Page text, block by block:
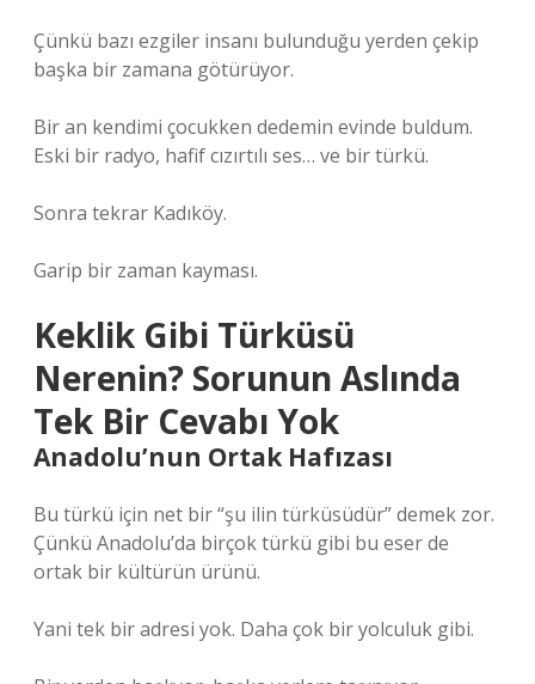
Çünkü bazı ezgiler insanı bulunduğu yerden çekip
başka bir zamana götürüyor.
Bir an kendimi çocukken dedemin evinde buldum.
Eski bir radyo, hafif cızırtılı ses… ve bir türkü.
Sonra tekrar Kadıköy.
Garip bir zaman kayması.
Keklik Gibi Türküsü
Nerenin? Sorunun Aslında
Tek Bir Cevabı Yok
Anadolu’nun Ortak Hafızası
Bu türkü için net bir “şu ilin türküsüdür” demek zor.
Çünkü Anadolu’da birçok türkü gibi bu eser de
ortak bir kültürün ürünü.
Yani tek bir adresi yok. Daha çok bir yolculuk gibi.